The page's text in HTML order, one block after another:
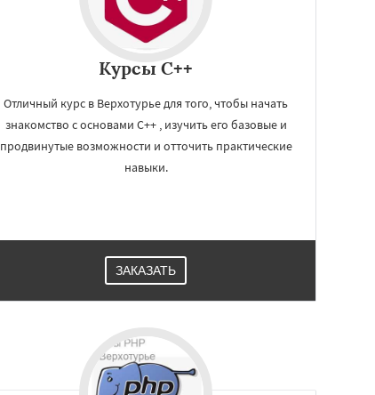
Курсы C++
Отличный курс в Верхотурье для того, чтобы начать
знакомство с основами C++ , изучить его базовые и
продвинутые возможности и отточить практические
навыки.
ЗАКАЗАТЬ